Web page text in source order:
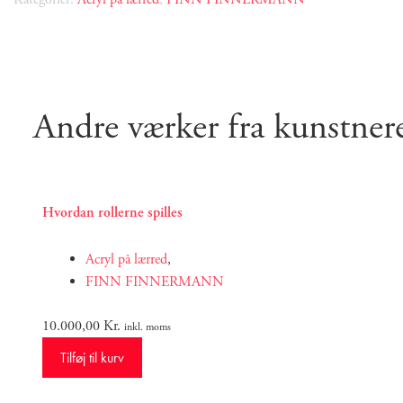
Andre værker fra
Hvordan rollerne spilles
Acryl på lærred,
FINN FINNERMANN
10.000,00Kr. inkl. moms
Tilføj til kurv